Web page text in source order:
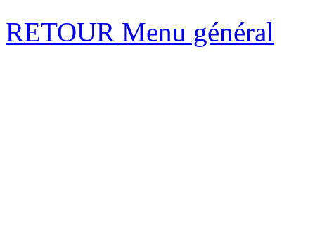
RETOUR Menu général